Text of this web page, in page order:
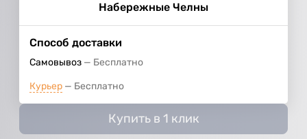
Набережные Челны
Способ доставки
Самовывоз Бесплатно
Курьер Бесплатно
Купить в 1 клик